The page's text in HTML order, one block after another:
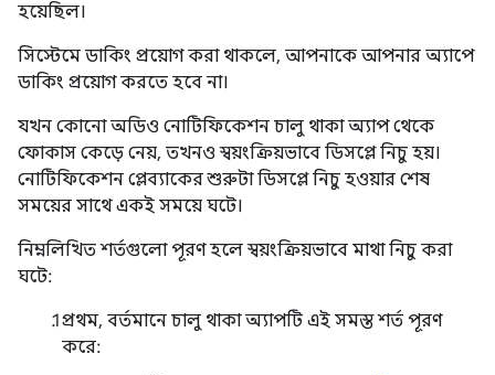
হয়েছিল।
সিস্টেমে ডাকিং প্রয়োগ করা থাকলে, আপনাকে আপনার অ্যাপে
ডাকিং প্রয়োগ করতে হবে না।
যখন কোনো অডিও নোটিফিকেশন চালু থাকা অ্যাপ থেকে
ফোকাস কেড়ে নেয়, তখনও স্বয়ংক্রিয়ভাবে ডিসপ্লে নিচু হয়।
নোটিফিকেশন প্লেব্যাকের শুরুটা ডিসপ্লে নিচু হওয়ার শেষ
সময়ের সাথে একই সময়ে ঘটে।
নিম্নলিখিত শর্তগুলো পূরণ হলে স্বয়ংক্রিয়ভাবে মাথা নিচু করা
ঘটে:
প্রথম, বর্তমানে চালু থাকা অ্যাপটি এই সমস্ত শর্ত পূরণ
করে: